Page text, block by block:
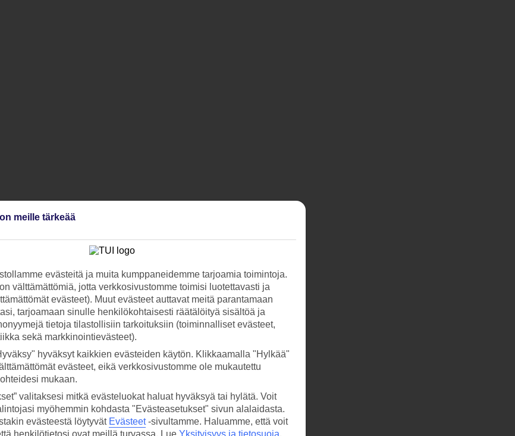
meille tärkeää
evästeitä ja muita kumppaneidemme tarjoamia toimintoja.
välttämättömiä, jotta verkkosivustomme toimisi luotettavasti ja
evästeet). Muut evästeet auttavat meitä parantamaan
tarjoamaan sinulle henkilökohtaisesti räätälöityä sisältöä ja
tietoja tilastollisiin tarkoituksiin (toiminnalliset evästeet,
sekä markkinointievästeet).
hyväksyt kaikkien evästeiden käytön. Klikkaamalla "Hylkää"
evästeet, eikä verkkosivustomme ole mukautettu
mukaan.
valitaksesi mitkä evästeluokat haluat hyväksyä tai hylätä. Voit
myöhemmin kohdasta "Evästeasetukset" sivun alalaidasta.
evästeestä löytyvät Evästeet-sivultamme. Haluamme, että voit